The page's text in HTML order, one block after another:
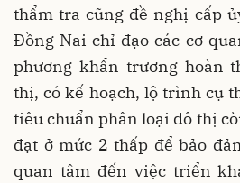
thẩm tra cũng đề nghị cấp
Đồng Nai chỉ đạo các cơ
phương khẩn trương hoàn
thị, có kế hoạch, lộ trình cụ
tiêu chuẩn phân loại đô thị
đạt ở mức 2 thấp để bảo
quan tâm đến việc triển